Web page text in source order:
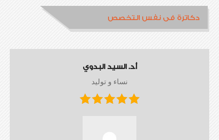
دكاترة فى نفس التخصص
أ.د. السيد البدوي
نساء و توليد